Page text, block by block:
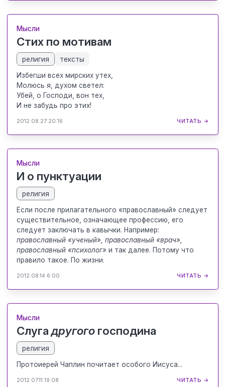
Мысли
Стих по мотивам
религия тексты
Избегши всех мирских утех,
Молюсь я, духом светел:
Убей, о Господи, вон тех,
И не забудь про этих!
2012.08.27 20:16 ЧИТАТЬ →
Мысли
И о пунктуации
религия
Если после прилагательного «православный» следует
существительное, означающее профессию, его
следует заключать в кавычки. Например:
православный «ученый», православный «врач»,
православный «психолог» и так далее. Потому что
правило такое. По жизни.
2012.08.14 6:00 ЧИТАТЬ →
Мысли
Слугадругогогосподина
религия
Протоиерей Чаплин почитает особого Иисуса...
2012.07.11 19:08 ЧИТАТЬ →